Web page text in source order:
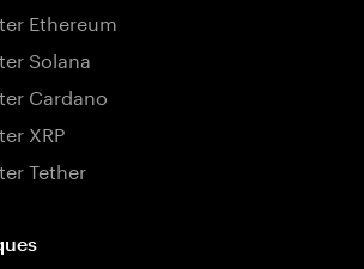
Ethereum
Solana
Cardano
XRP
Tether